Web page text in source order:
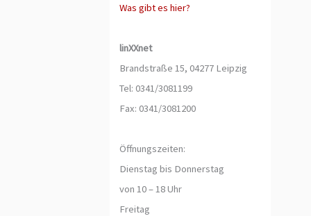
Was gibt es hier?
linXXnet
Brandstraße 15, 04277 Leipzig
Tel: 0341/3081199
Fax: 0341/3081200
Öffnungszeiten:
Dienstag bis Donnerstag
von 10 – 18 Uhr
Freitag